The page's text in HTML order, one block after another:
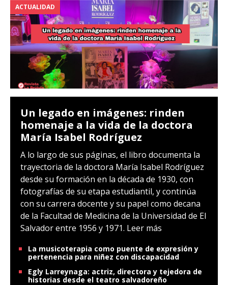
ACTUALIDAD
Un legado en imágenes: rinden
homenaje a la vida de la doctora
María Isabel Rodríguez
A lo largo de sus páginas, el libro documenta la
trayectoria de la doctora María Isabel Rodríguez
desde su formación en la década de 1930, con
fotografías de su etapa estudiantil, y continúa
con su carrera docente y su papel como decana
de la Facultad de Medicina de la Universidad de El
Salvador entre 1956 y 1971. Leer más
La musicoterapia como puente de expresión y
pertenencia para niñez con discapacidad
Egly Larreynaga: actriz, directora y tejedora de
historias desde el teatro salvadoreño